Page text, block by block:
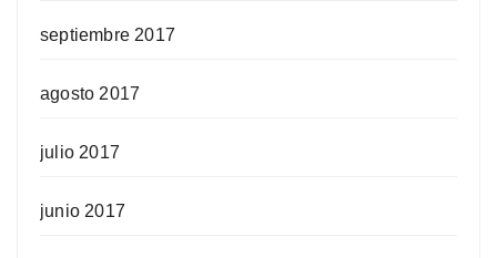
septiembre 2017
agosto 2017
julio 2017
junio 2017